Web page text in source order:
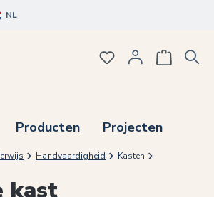
NL
Producten Projecten
Je hebt 0 items
Handvaardigheid Kasten
kast